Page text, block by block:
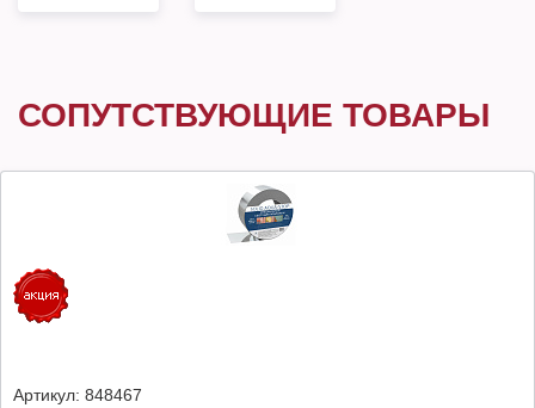
СОПУТСТВУЮЩИЕ ТОВАРЫ
Артикул: 848467